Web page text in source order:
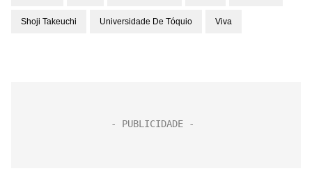
Shoji Takeuchi Universidade De Tóquio Viva